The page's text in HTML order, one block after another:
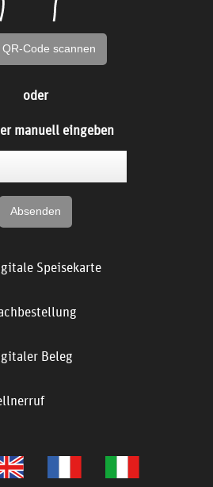
Code scannen
oder
manuell eingeben
Speisekarte
Beleg